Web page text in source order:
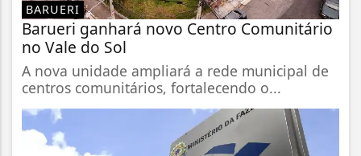
BARUERI
Barueri ganhará novo Centro Comunitário
no Vale do Sol
A nova unidade ampliará a rede municipal de
centros comunitários, fortalecendo o...